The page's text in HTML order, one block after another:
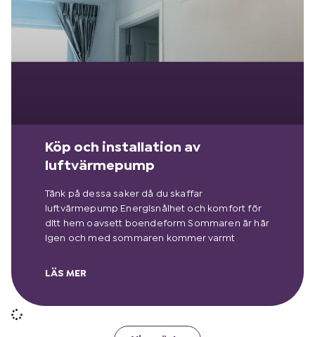
Köp och installation av
luftvärmepump
Tänk på dessa saker då du skaffar
luftvärmepump Energisnålhet och komfort för
ditt hem oavsett boendeform Sommaren är här
igen och med sommaren kommer varmt
LÄS MER